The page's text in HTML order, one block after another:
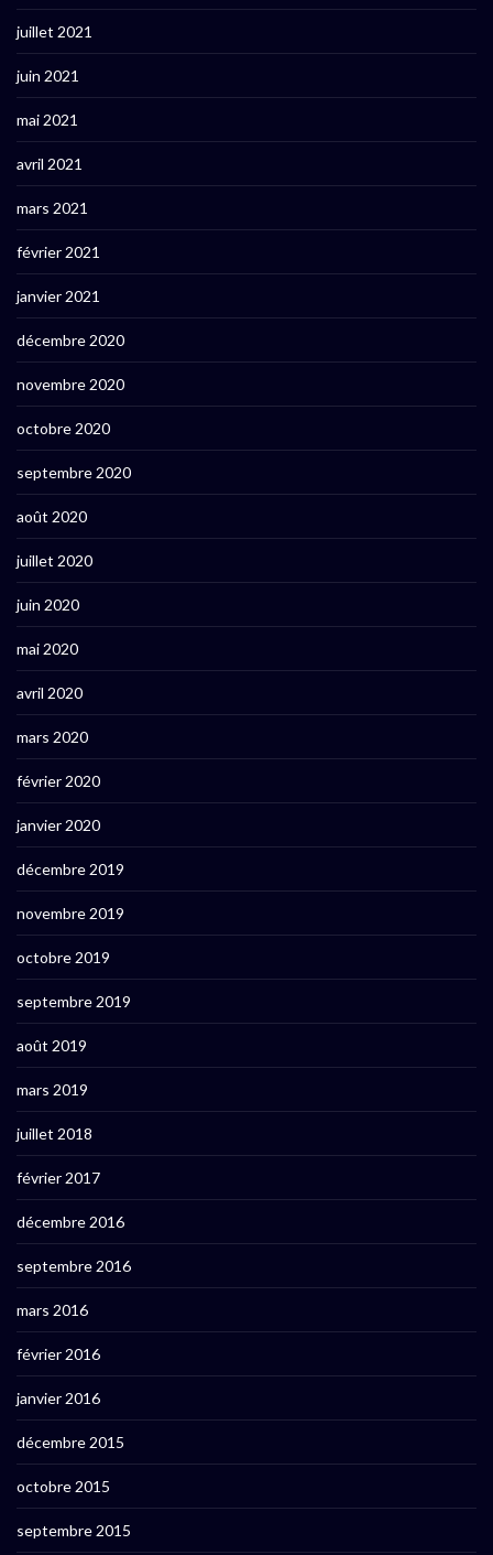
juillet 2021
juin 2021
mai 2021
avril 2021
mars 2021
février 2021
janvier 2021
décembre 2020
novembre 2020
octobre 2020
septembre 2020
août 2020
juillet 2020
juin 2020
mai 2020
avril 2020
mars 2020
février 2020
janvier 2020
décembre 2019
novembre 2019
octobre 2019
septembre 2019
août 2019
mars 2019
juillet 2018
février 2017
décembre 2016
septembre 2016
mars 2016
février 2016
janvier 2016
décembre 2015
octobre 2015
septembre 2015